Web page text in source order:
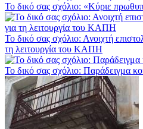
Το δικό σας σχόλιο: «Κύριε
Το δικό σας σχόλιο: Ανοιχτή
τη λειτουργία του ΚΑΠΗ
Το δικό σας σχόλιο: Παράδειγμα